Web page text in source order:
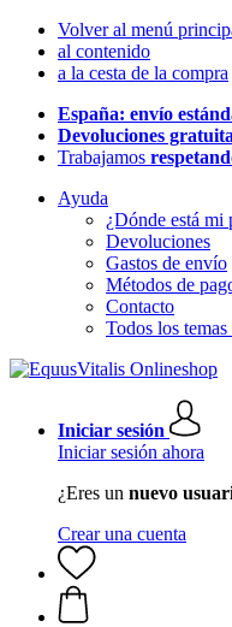
Volver al menú
al contenido
a la cesta de la compra
España: envío
Devoluciones
Trabajamos
Ayuda
¿Dónde está mi
Devoluciones
Gastos de envío
Métodos de
Contacto
Todos los
Iniciar sesión
Iniciar sesión ahora
¿Eres un nuevo
Crear una cuenta